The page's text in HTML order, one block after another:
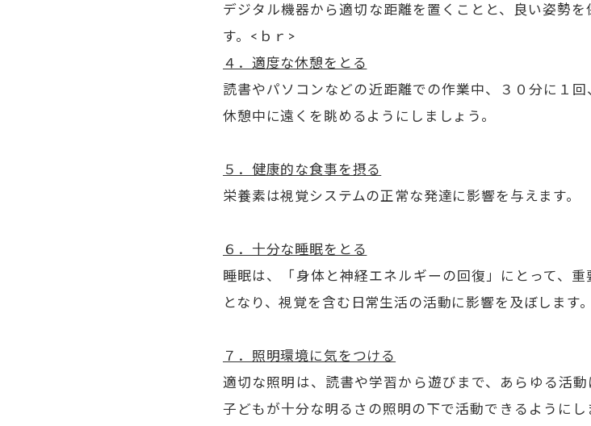
デジタル機器から適切な距離を置くことと、良い姿勢
す。<ｂｒ>
４．適度な休憩をとる
読書やパソコンなどの近距離での作業中、３０分に１
休憩中に遠くを眺めるようにしましょう。
５．健康的な食事を摂る
栄養素は視覚システムの正常な発達に影響を与えます。
６．十分な睡眠をとる
睡眠は、「身体と神経エネルギーの回復」にとって、
となり、視覚を含む日常生活の活動に影響を及ぼします。
７．照明環境に気をつける
適切な照明は、読書や学習から遊びまで、あらゆる活動
子どもが十分な明るさの照明の下で活動できるように